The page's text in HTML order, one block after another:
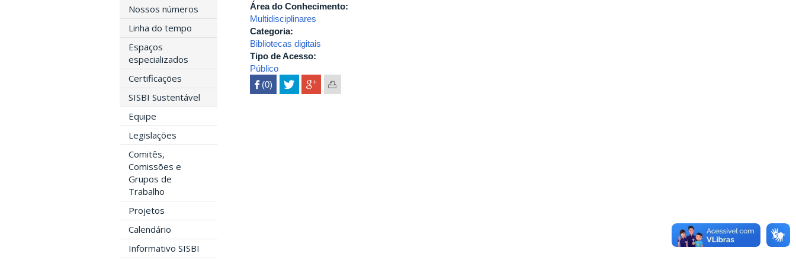
Nossos números
Linha do tempo
Espaços
especializados
Certificações
SISBI Sustentável
Equipe
Legislações
Comitês,
Comissões e
Grupos de
Trabalho
Projetos
Calendário
Informativo SISBI
Área do Conhecimento:
Multidisciplinares
Categoria:
Bibliotecas digitais
Tipo de Acesso:
Público
 (0)